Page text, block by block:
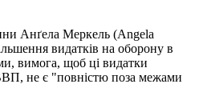
Анґела Меркель (Angela
видатків на оборону в
вимога, щоб ці видатки
не є "повністю поза межами